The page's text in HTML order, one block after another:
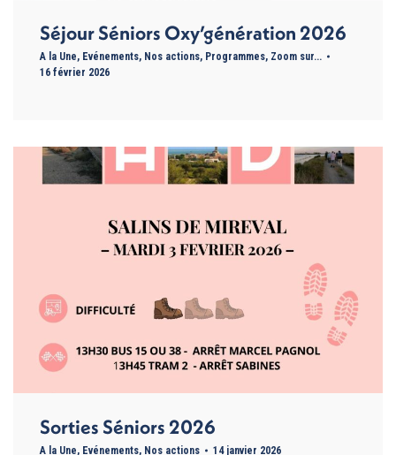
Séjour Séniors Oxy’génération 2026
A la Une, Evénements, Nos actions, Programmes, Zoom sur...
16 février 2026
Sorties Séniors 2026
A la Une, Evénements, Nos actions 14 janvier 2026